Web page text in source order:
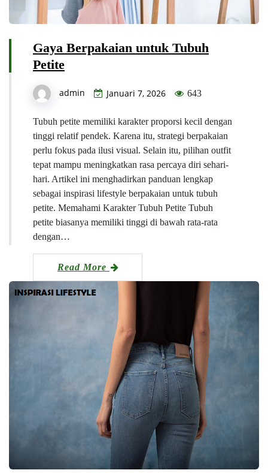
Gaya Berpakaian untuk Tubuh
Petite
admin Januari 7, 2026 643
Tubuh petite memiliki karakter proporsi kecil dengan
tinggi relatif pendek. Karena itu, strategi berpakaian
perlu fokus pada ilusi visual. Selain itu, pilihan outfit
tepat mampu meningkatkan rasa percaya diri sehari-
hari. Artikel ini menghadirkan panduan lengkap
sebagai inspirasi lifestyle berpakaian untuk tubuh
petite. Memahami Karakter Tubuh Petite Tubuh
petite biasanya memiliki tinggi di bawah rata-rata
dengan…
Read More